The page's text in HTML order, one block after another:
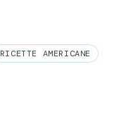
RICETTE AMERICANE